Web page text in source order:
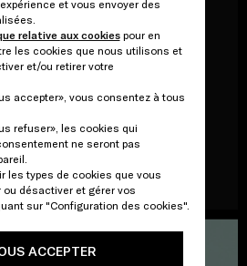
et vous envoyer des
relative aux cookiespour en
les cookies que nous utilisons et
et/ou retirer votre
accepter», vous consentez à tous
refuser», les cookies qui
ne seront pas
les types de cookies que vous
désactiver et gérer vos
sur "Configuration des cookies".
ACCEPTER
générations futures.
Crédits
Benedict Cumberbatch
Beyond : Valentina Gottlieb
: Johnny Langenheim
: Keidrych Wasley
: Richard Phillips
local : Heike Vester